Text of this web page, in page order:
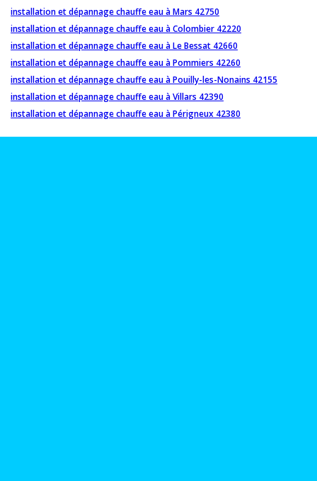
installation et dépannage chauffe eau à Mars 42750
installation et dépannage chauffe eau à Colombier 42220
installation et dépannage chauffe eau à Le Bessat 42660
installation et dépannage chauffe eau à Pommiers 42260
installation et dépannage chauffe eau à Pouilly-les-Nonains 42155
installation et dépannage chauffe eau à Villars 42390
installation et dépannage chauffe eau à Périgneux 42380